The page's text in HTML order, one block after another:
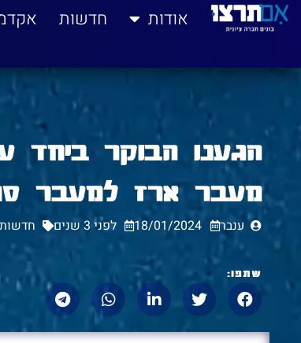
לתוכן אודות חדשות
מעבר ארז למעבר
ענבר 18/01/2024 לפני 3 שנים חדשות
שתפו: